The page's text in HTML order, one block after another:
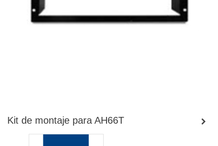
Kit de montaje para AH66T